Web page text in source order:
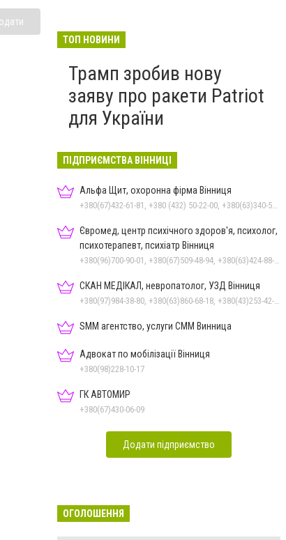
ТОП НОВИНИ
Трамп зробив нову
заяву про ракети Patriot
для України
ПІДПРИЄМСТВА ВІННИЦІ
Альфа Щит, охоронна фірма Вінниця
+380(67)432-61-81, +380 (432) 50-22-00, +380(63)340-58-58
Євромед, центр психічного здоров'я, психолог,
психотерапевт, психіатр Вінниця
+380(96)700-90-01, +380(67)509-48-94, +380(63)424-88-30
СКАН МЕДІКАЛ, невропатолог, УЗД Вінниця
+380(97)984-38-80, +380(63)860-68-18, +380(43)253-42-51
SMM агентство, услуги СММ Винница
Адвокат по мобілізації Вінниця
+380(98)228-10-17
ГК АВТОМИР
+380(67)430-06-09
Додати підприємство
ОГОЛОШЕННЯ